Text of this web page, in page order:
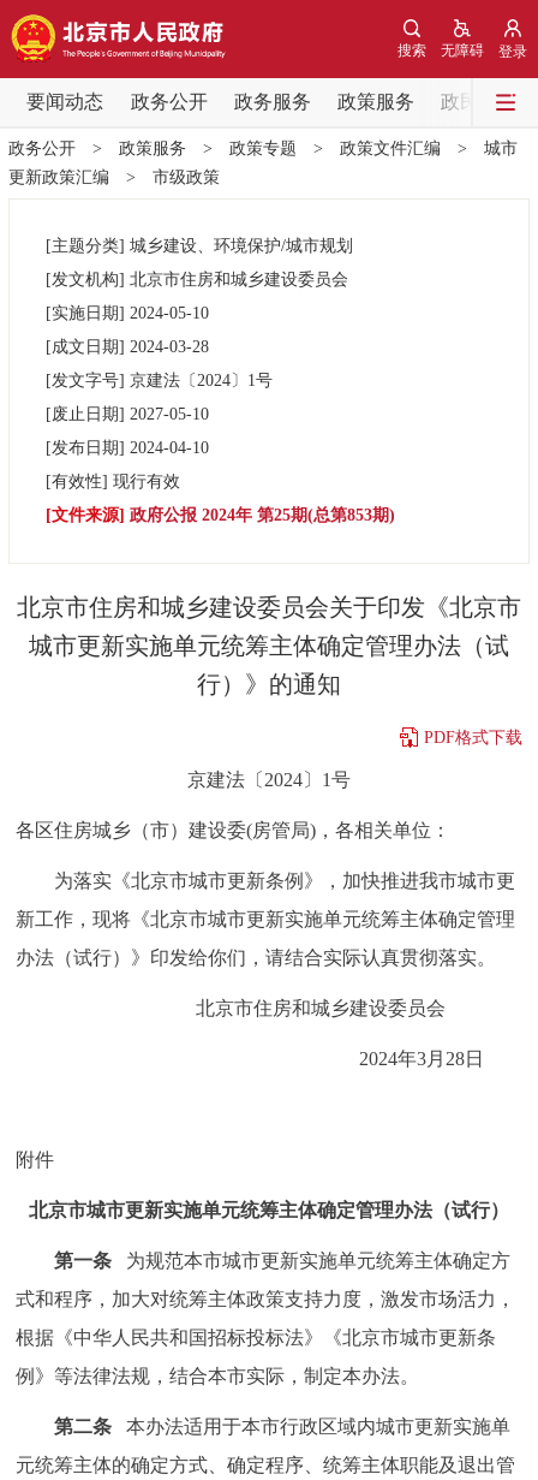
登录
无障碍
搜索
要闻动态 政务公开 政务服务 政策服务 政民互动
要闻动态
党中央精神 国务院信息 中央部委动态
各区热点
市领导
决策公开 专题公开
法人服务
中介服务 阳光政务
政民互动
12345网上接诉即办 我要咨询 我要建议
绿色北京 图说北京 视频北京
ENGLISH 한국어 日本語
DEUTSCH FRANÇAIS РУССКИЙ ЯЗЫК
政务公开> 政策服务 > 政策专题 > 政策文件汇编 > 城市
更新政策汇编 > 市级政策
[主题分类] 城乡建设、环境保护/城市规划
[发文机构] 北京市住房和城乡建设委员会
[实施日期] 2024-05-10
[成文日期] 2024-03-28
[发文字号] 京建法〔2024〕 1号
[废止日期] 2027-05-10
[发布日期] 2024-04-10
[有效性] 现行有效
[文件来源] 政府公报 2024年 第25期(总第853期)
北京市住房和城乡建设委员会关于印发《北京市
城市更新实施单元统筹主体确定管理办法（试
行）》的通知
PDF格式下载
京建法〔2024〕1号
各区住房城乡（市）建设委(房管局)，各相关单位：
为落实《北京市城市更新条例》，加快推进我市城市更
新工作，现将《北京市城市更新实施单元统筹主体确定管理
办法（试行）》印发给你们，请结合实际认真贯彻落实。
北京市住房和城乡建设委员会
2024年3月28日
附件
北京市城市更新实施单元统筹主体确定管理办法（试行）
第一条 为规范本市城市更新实施单元统筹主体确定方
式和程序，加大对统筹主体政策支持力度，激发市场活力，
根据《中华人民共和国招标投标法》《北京市城市更新条
例》等法律法规，结合本市实际，制定本办法。
第二条本办法适用于本市行政区域内城市更新实施单
元统筹主体的确定方式、确定程序、统筹主体职能及退出管